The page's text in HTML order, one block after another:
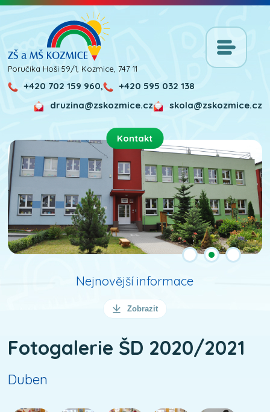
Poručíka Hoši 59/1, Kozmice, 747 11
+420 702 159 960,
+420 595 032 138
skola@zskozmice.cz
druzina@zskozmice.cz
Nejnovější informace
Zobrazit
Fotogalerie ŠD 2020/2021
Duben